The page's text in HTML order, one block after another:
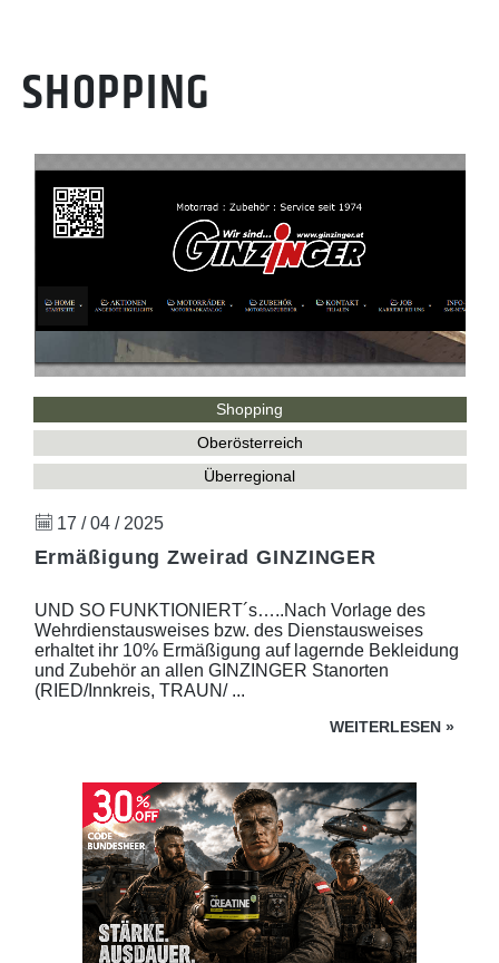
SHOPPING
Shopping
Oberösterreich
Überregional
17 / 04 / 2025
Ermäßigung Zweirad GINZINGER
UND SO FUNKTIONIERT´s…..Nach Vorlage des
Wehrdienstausweises bzw. des Dienstausweises
erhaltet ihr 10% Ermäßigung auf lagernde Bekleidung
und Zubehör an allen GINZINGER Stanorten
(RIED/Innkreis, TRAUN/ ...
WEITERLESEN »